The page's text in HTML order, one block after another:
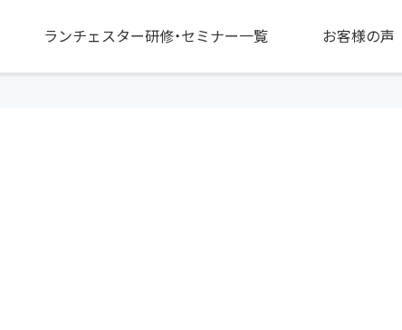
ランチェスター研修・セミナー一覧 お客様の声